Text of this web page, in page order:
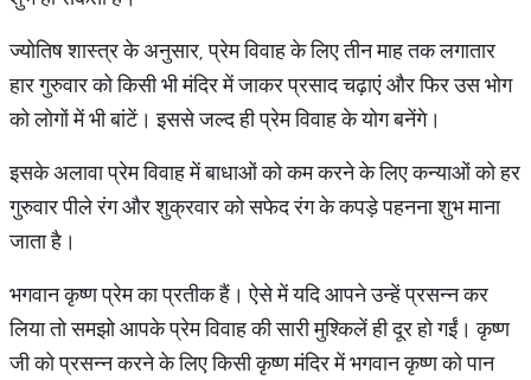
ज्योतिष शास्त्र के अनुसार, प्रेम विवाह के लिए तीन माह तक लगातार
हार गुरुवार को किसी भी मंदिर में जाकर प्रसाद चढ़ाएं और फिर उस भोग
को लोगों में भी बांटें। इससे जल्द ही प्रेम विवाह के योग बनेंगे।
इसके अलावा प्रेम विवाह में बाधाओं को कम करने के लिए कन्याओं को हर
गुरुवार पीले रंग और शुक्रवार को सफेद रंग के कपड़े पहनना शुभ माना
जाता है।
भगवान कृष्ण प्रेम का प्रतीक हैं। ऐसे में यदि आपने उन्हें प्रसन्न कर
लिया तो समझो आपके प्रेम विवाह की सारी मुश्किलें ही दूर हो गईं। कृष्ण
जी को प्रसन्न करने के लिए किसी कृष्ण मंदिर में भगवान कृष्ण को पान